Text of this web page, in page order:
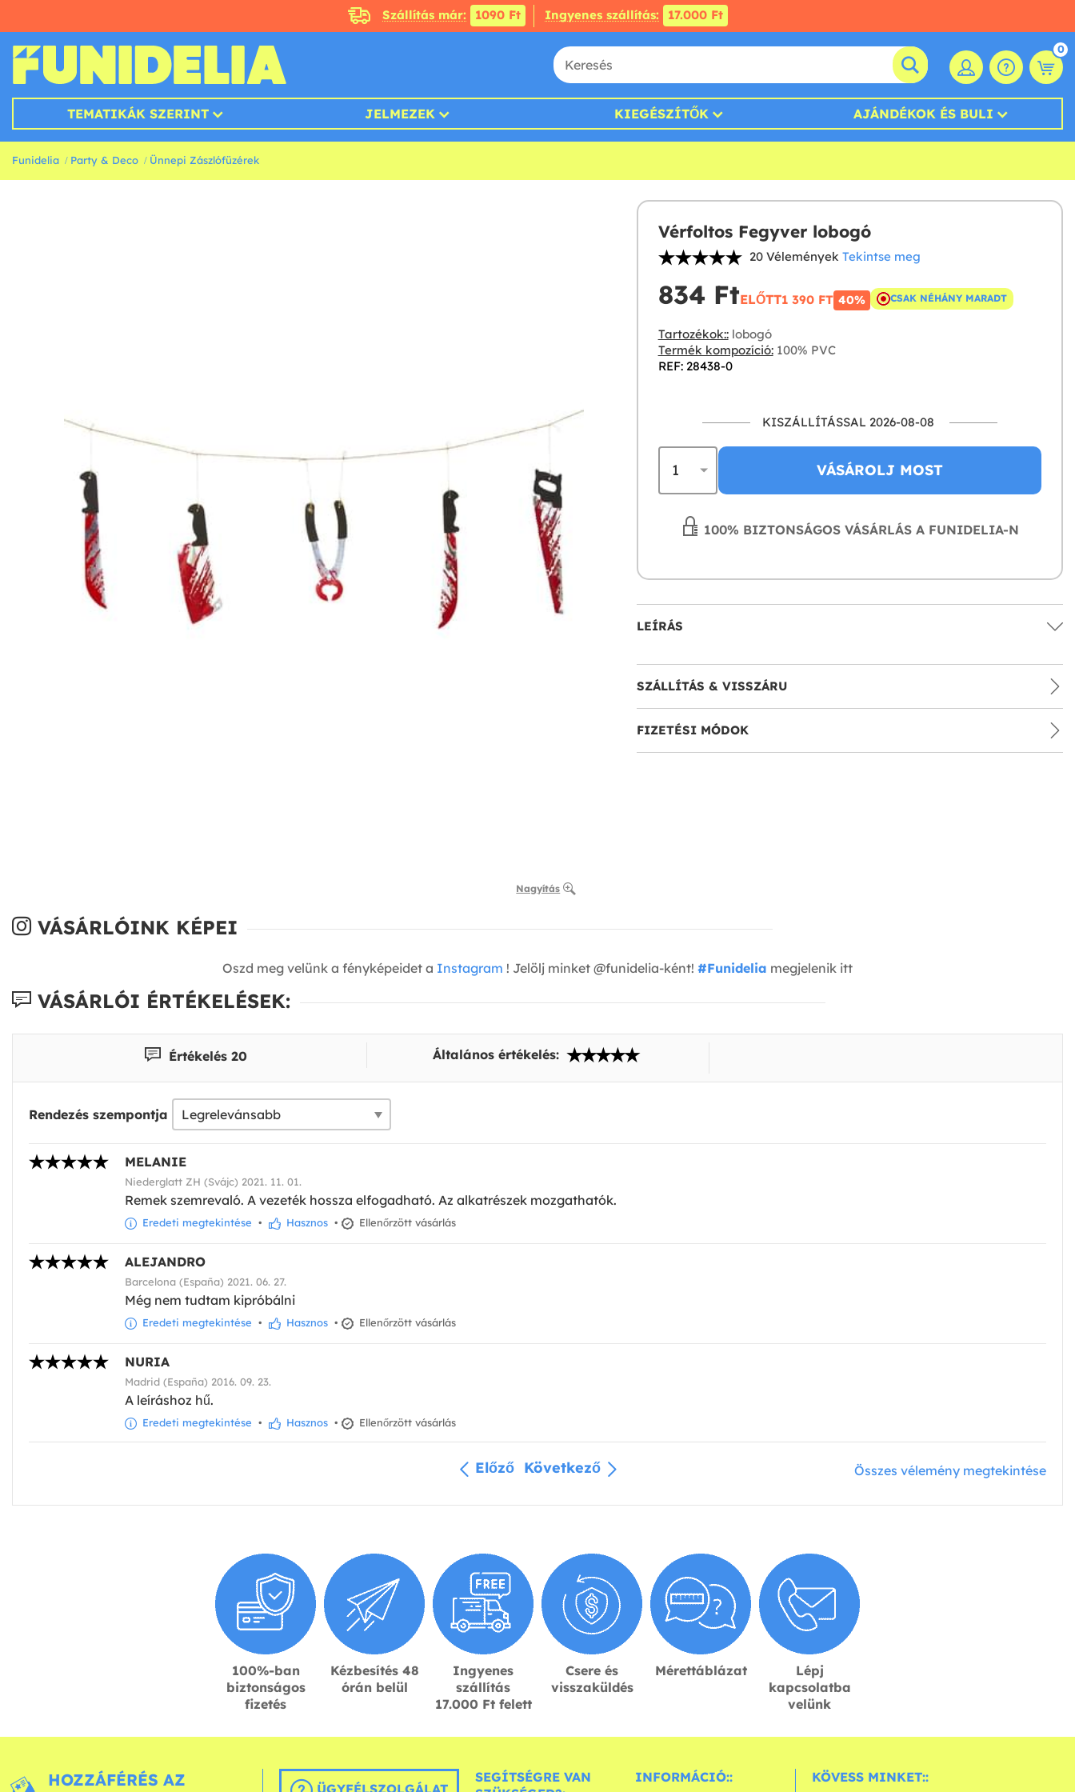
Szállítás már: 1090 Ft Ingyenes szállítás: 17.000 Ft
0
TEMATIKÁK SZERINT JELMEZEK KIEGÉSZÍTŐK AJÁNDÉKOK ÉS BULI
Funidelia Party & Deco Ünnepi Zászlófüzérek
Nagyítás
Vérfoltos Fegyver lobogó
20 Vélemények Tekintse meg
834 Ft‎ELŐTT1 390 FT‎ 40% CSAK NÉHÁNY MARADT
Tartozékok::lobogó
Termék kompozíció:100% PVC
REF: 28438-0
KISZÁLLÍTÁSSAL 2026-08-08
VÁSÁROLJ MOST
100% BIZTONSÁGOS VÁSÁRLÁS A FUNIDELIA-N
LEÍRÁS
SZÁLLÍTÁS & VISSZÁRU
FIZETÉSI MÓDOK
VÁSÁRLÓINK KÉPEI
Oszd meg velünk a fényképeidet a Instagram ! Jelölj minket @funidelia-ként! #Funidelia megjelenik itt
VÁSÁRLÓI ÉRTÉKELÉSEK:
Értékelés 20 Általános értékelés:
Rendezés szempontja
MELANIE
Niederglatt ZH (Svájc) 2021. 11. 01.
Remek szemrevaló. A vezeték hossza elfogadható. Az alkatrészek mozgathatók.
Eredeti megtekintése • Hasznos • Ellenőrzött vásárlás
ALEJANDRO
Barcelona (España) 2021. 06. 27.
Még nem tudtam kipróbálni
Eredeti megtekintése • Hasznos • Ellenőrzött vásárlás
NURIA
Madrid (España) 2016. 09. 23.
A leíráshoz hű.
Eredeti megtekintése • Hasznos • Ellenőrzött vásárlás
Előző Következő Összes vélemény megtekintése
100%-ban
biztonságos
fizetés
Kézbesítés 48
órán belül
Ingyenes
szállítás
17.000 Ft felett
Csere és
visszaküldés
Mérettáblázat
Lépj
kapcsolatba
velünk
HOZZÁFÉRÉS AZ
ÜGYFÉLSZOLGÁLAT
SEGÍTSÉGRE VAN
INFORMÁCIÓ:: KÖVESS MINKET::